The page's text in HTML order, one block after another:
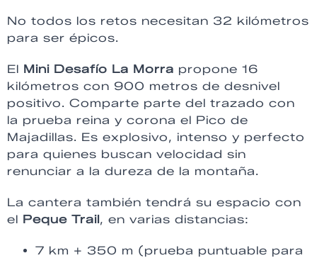
No todos los retos necesitan 32 kilómetros
para ser épicos.
El Mini Desafío La Morra propone 16
kilómetros con 900 metros de desnivel
positivo. Comparte parte del trazado con
la prueba reina y corona el Pico de
Majadillas. Es explosivo, intenso y perfecto
para quienes buscan velocidad sin
renunciar a la dureza de la montaña.
La cantera también tendrá su espacio con
el Peque Trail, en varias distancias:
7 km + 350 m (prueba puntuable para